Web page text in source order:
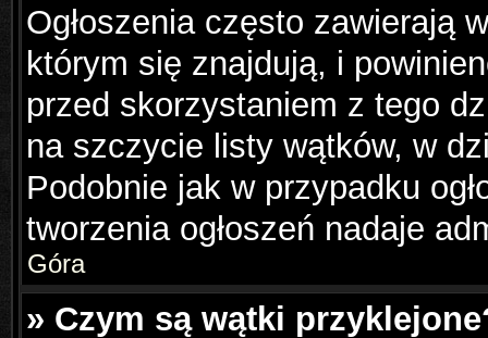
Ogłoszenia często zawierają
którym się znajdują, i
przed skorzystaniem z tego
na szczycie listy wątków, w
Podobnie jak w przypadku
tworzenia ogłoszeń nadaje
Góra
» Czym są wątki